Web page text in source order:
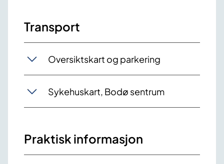
Transport
Oversiktskart og parkering
Sykehuskart, Bodø sentrum
Praktisk informasjon